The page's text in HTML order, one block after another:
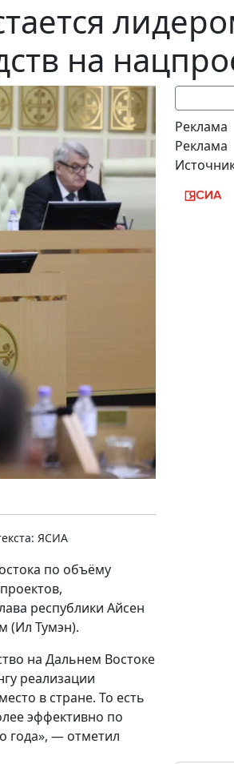
на
ЯСИА
по объёму
республики Айсен
(Ил Тумэн).
на Дальнем Востоке
реализации
в стране. То есть
эффективно по
года», — отметил
Реклама
Реклама